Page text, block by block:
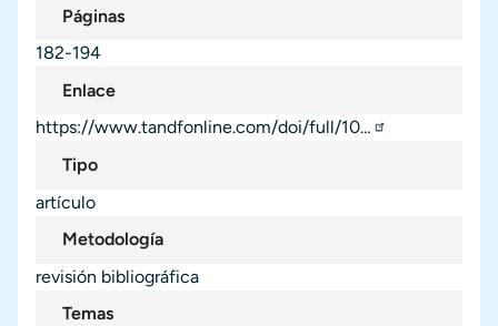
Páginas
182-194
Enlace
https://www.tandfonline.com/doi/full/10…
Tipo
artículo
Metodología
revisión bibliográfica
Temas